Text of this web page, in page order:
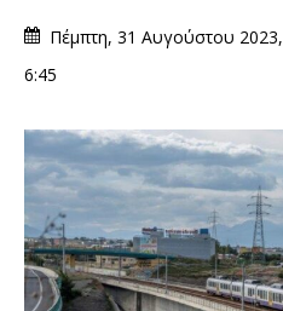
Πέμπτη, 31 Αυγούστου 2023,
6:45